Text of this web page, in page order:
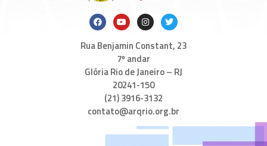
Rua Benjamin Constant, 23
7º andar
Glória Rio de Janeiro – RJ
20241-150
(21) 3916-3132
contato@arqrio.org.br